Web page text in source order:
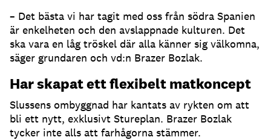
– Det bästa vi har tagit med oss från södra Spanien
är enkelheten och den avslappnade kulturen. Det
ska vara en låg tröskel där alla känner sig välkomna,
säger grundaren och vd:n Brazer Bozlak.
Har skapat ett flexibelt matkoncept
Slussens ombyggnad har kantats av rykten om att
bli ett nytt, exklusivt Stureplan. Brazer Bozlak
tycker inte alls att farhågorna stämmer.